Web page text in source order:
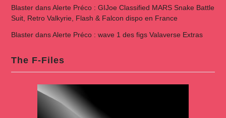
BlasterdansAlerte Préco : GIJoe Classified MARS Snake Battle
Suit, Retro Valkyrie, Flash & Falcon dispo en France
BlasterdansAlerte Préco : wave 1 des figs Valaverse Extras
The F-Files